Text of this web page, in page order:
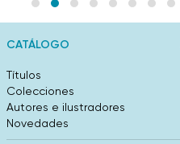
CATÁLOGO
Títulos
Colecciones
Autores e ilustradores
Novedades